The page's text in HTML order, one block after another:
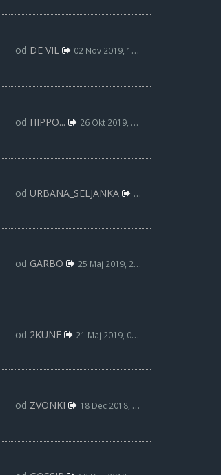
od DE VIL 02 Nov 2019, 18:53
od HIPPO... 26 Okt 2019, 17:17
od URBANA_SELJANKA 03 Avg 2019, 13:12
od GARBO 25 Maj 2019, 23:16
od 2KUNE 21 Maj 2019, 00:10
od ZVONKI 18 Dec 2018, 17:59